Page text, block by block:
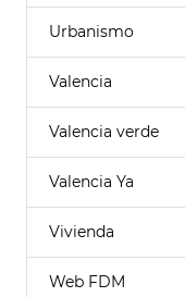
Urbanismo
Valencia
Valencia verde
Valencia Ya
Vivienda
Web FDM